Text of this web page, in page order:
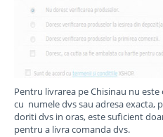
Pentru livrarea pe Chisinau nu
cu numele dvs sau adresa exacta,
doriti dvs in oras, este suficient
pentru a livra comanda dvs.